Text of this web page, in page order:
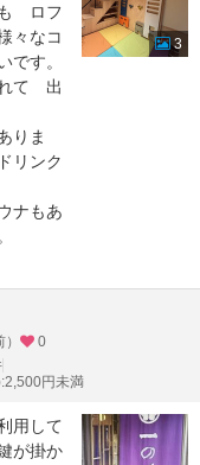
も ロフ
々なコ
す。
れて 出
りま
リンク
ナもあ
3
0
円未満
用して
が掛か